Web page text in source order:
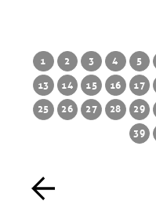
1 2 3 4 5
13 14 15 16 17
25 26 27 28 29
39